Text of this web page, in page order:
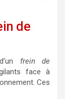
de
frein de
face à
Ces